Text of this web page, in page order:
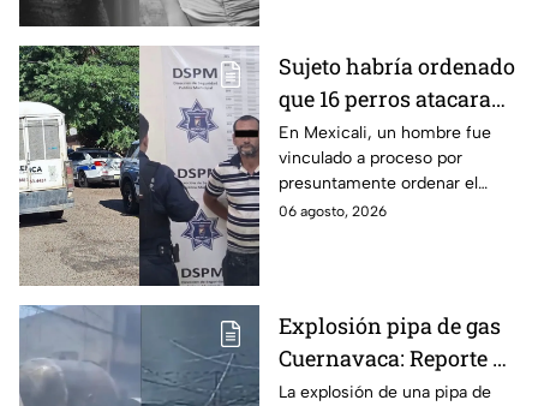
Sujeto habría ordenado
que 16 perros atacaran
a su hermana con
discapacidad en
Mexicali, BC
En Mexicali, un hombre fue
vinculado a proceso por
presuntamente ordenar el
ataque de 16 perros contra su
06 agosto, 2026
Explosión pipa de gas
Cuernavaca: Reporte de
víctimas tras estallido
La explosión de una pipa de